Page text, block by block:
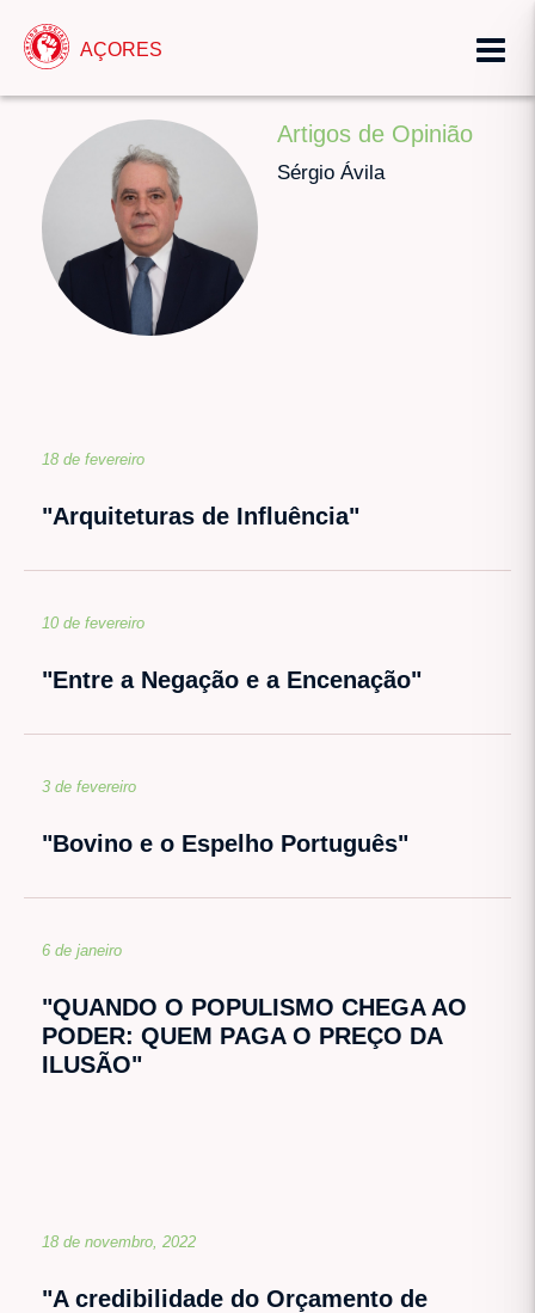
AÇORES
Artigos de Opinião
Sérgio Ávila
18 de fevereiro
"Arquiteturas de Influência"
10 de fevereiro
"Entre a Negação e a Encenação"
3 de fevereiro
"Bovino e o Espelho Português"
6 de janeiro
"QUANDO O POPULISMO CHEGA AO
PODER: QUEM PAGA O PREÇO DA
ILUSÃO"
18 de novembro, 2022
"A credibilidade do Orçamento de